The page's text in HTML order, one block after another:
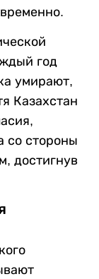
год
умирают,
Казахстан
со стороны
достигнув